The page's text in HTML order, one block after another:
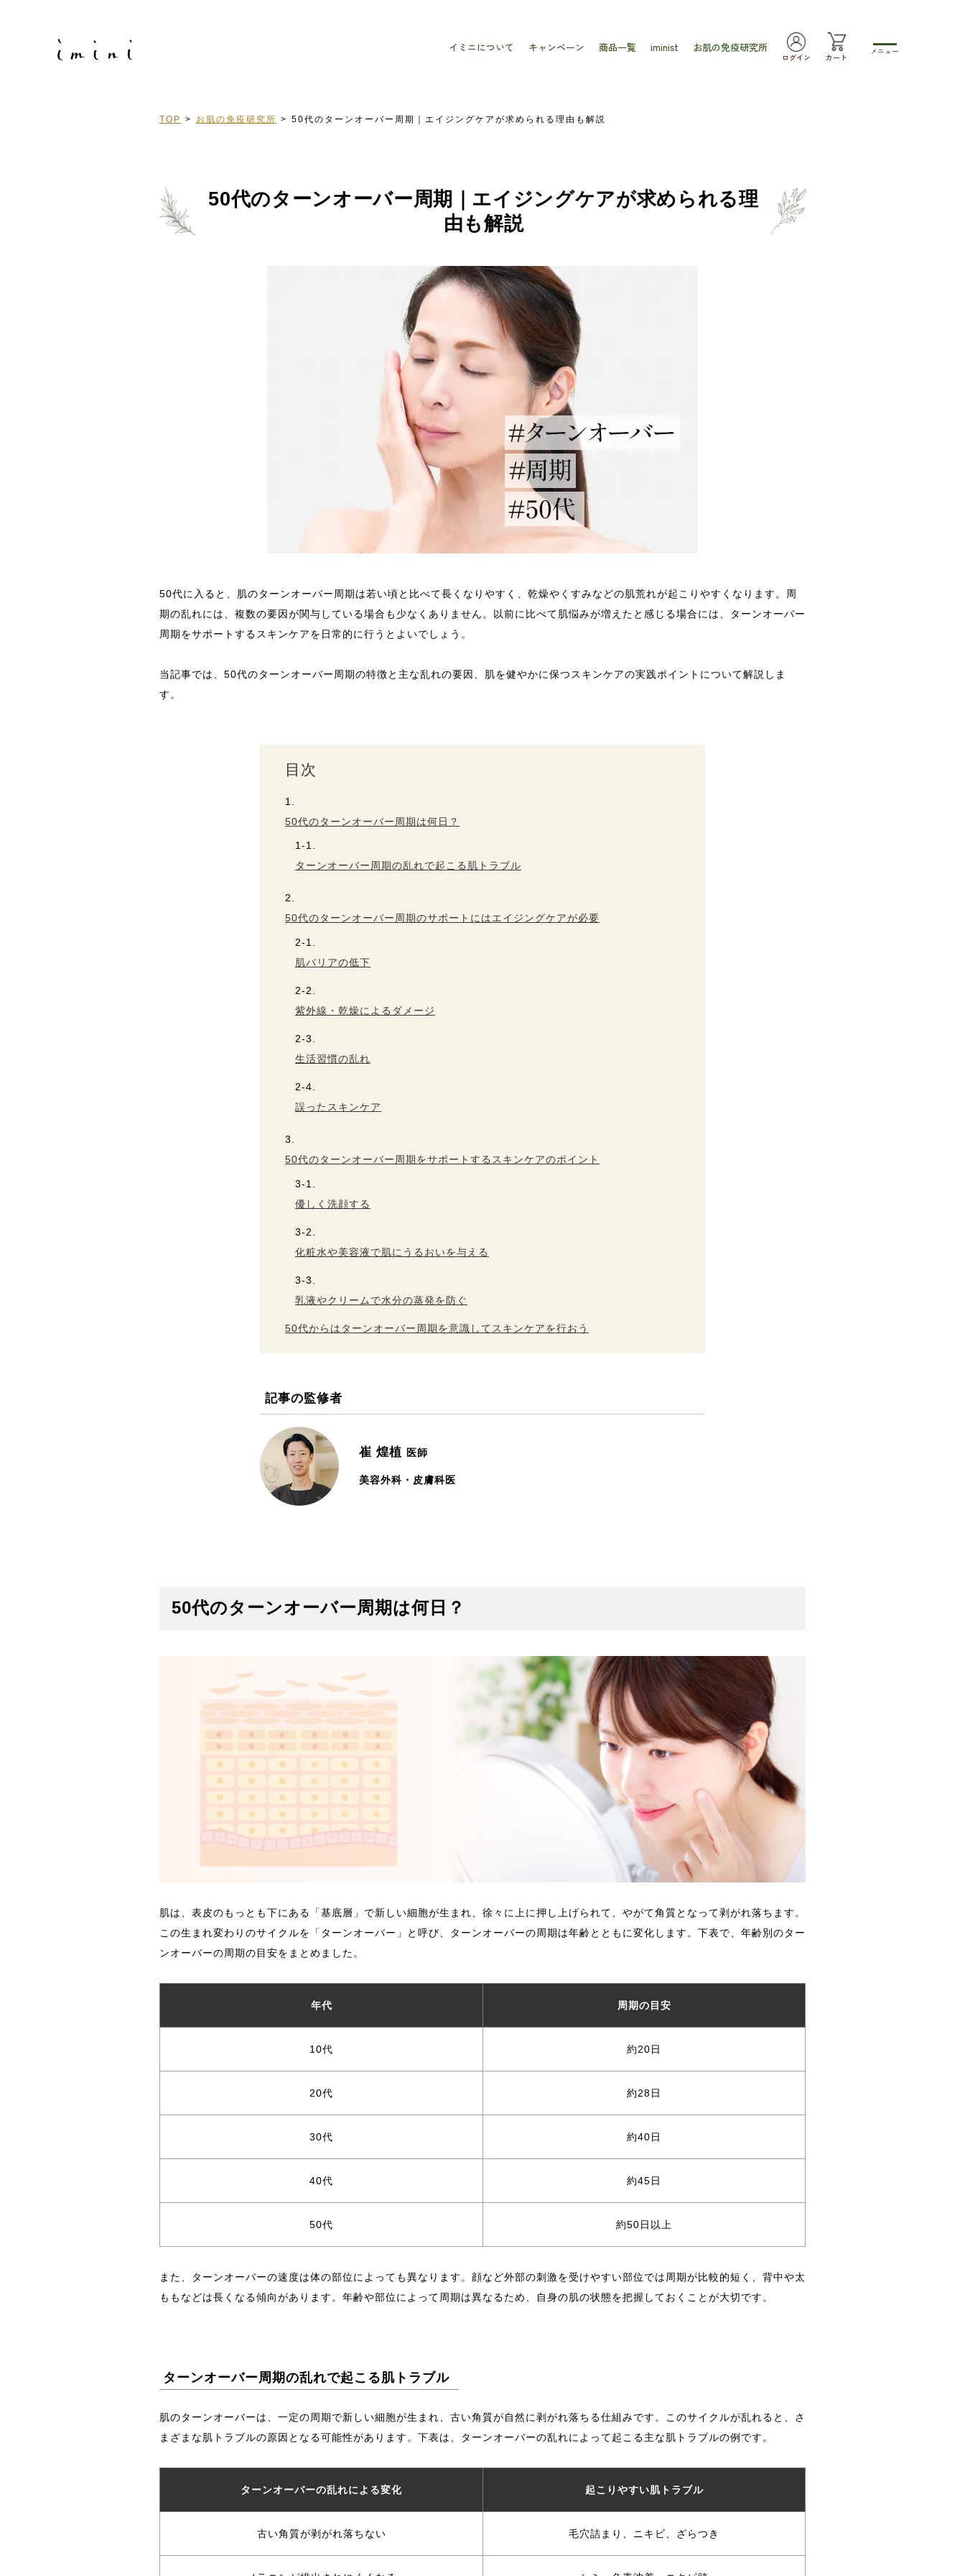
イミニについて キャンペーン 商品一覧 iminist お肌の免疫研究所
ログイン カート
メニュー
TOP お肌の免疫研究所 50代のターンオーバー周期｜エイジングケアが求められる理由も解説
50代のターンオーバー周期｜エイジングケアが求められる理
由も解説
50代に入ると、肌のターンオーバー周期は若い頃と比べて長くなりやすく、乾燥やくすみなどの肌荒れが起こりやすくなります。周
期の乱れには、複数の要因が関与している場合も少なくありません。以前に比べて肌悩みが増えたと感じる場合には、ターンオーバー
周期をサポートするスキンケアを日常的に行うとよいでしょう。
当記事では、50代のターンオーバー周期の特徴と主な乱れの要因、肌を健やかに保つスキンケアの実践ポイントについて解説しま
す。
目次
50代のターンオーバー周期は何日？
ターンオーバー周期の乱れで起こる肌トラブル
50代のターンオーバー周期のサポートにはエイジングケアが必要
肌バリアの低下
紫外線・乾燥によるダメージ
生活習慣の乱れ
誤ったスキンケア
50代のターンオーバー周期をサポートするスキンケアのポイント
優しく洗顔する
化粧水や美容液で肌にうるおいを与える
乳液やクリームで水分の蒸発を防ぐ
50代からはターンオーバー周期を意識してスキンケアを行おう
記事の監修者
崔 煌植 医師
美容外科・皮膚科医
50代のターンオーバー周期は何日？
肌は、表皮のもっとも下にある「基底層」で新しい細胞が生まれ、徐々に上に押し上げられて、やがて角質となって剥がれ落ちます。
この生まれ変わりのサイクルを「ターンオーバー」と呼び、ターンオーバーの周期は年齢とともに変化します。下表で、年齢別のター
ンオーバーの周期の目安をまとめました。
年代 周期の目安
10代 約20日
20代 約28日
30代 約40日
40代 約45日
50代 約50日以上
また、ターンオーバーの速度は体の部位によっても異なります。顔など外部の刺激を受けやすい部位では周期が比較的短く、背中や太
ももなどは長くなる傾向があります。年齢や部位によって周期は異なるため、自身の肌の状態を把握しておくことが大切です。
ターンオーバー周期の乱れで起こる肌トラブル
肌のターンオーバーは、一定の周期で新しい細胞が生まれ、古い角質が自然に剥がれ落ちる仕組みです。このサイクルが乱れると、さ
まざまな肌トラブルの原因となる可能性があります。下表は、ターンオーバーの乱れによって起こる主な肌トラブルの例です。
ターンオーバーの乱れによる変化 起こりやすい肌トラブル
古い角質が剥がれ落ちない 毛穴詰まり、ニキビ、ざらつき